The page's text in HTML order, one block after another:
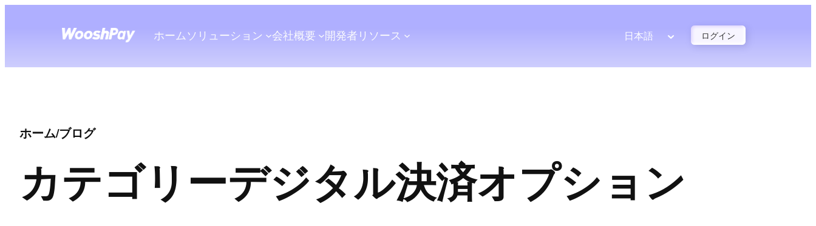
ホームソリューション 会社概要 開発者 リソース 日本語 ログイン
ホーム/ブログ
カテゴリーデジタル決済オプション